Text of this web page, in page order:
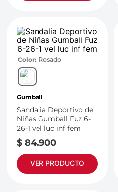
Color Rosado
Gumball
Sandalia Deportivo de
Niñas Gumball Fuz 6-
26-1 vel luc inf fem
$ 84.900
VER PRODUCTO